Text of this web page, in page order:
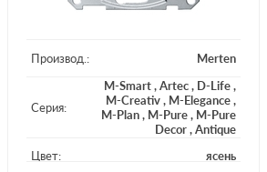
Производ.: Merten
Серия:
M-Smart,Artec, D-Life,
M-Creativ, M-Elegance,
M-Plan, M-Pure, M-Pure
Decor,Antique
Цвет:
ясень